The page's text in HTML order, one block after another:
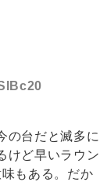
の台だと滅多に
けど早いラウン
もある。だか